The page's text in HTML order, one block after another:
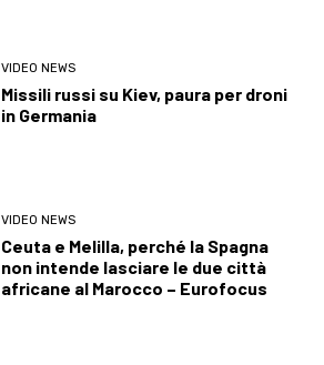
VIDEO NEWS
Missili russi su Kiev, paura per droni
in Germania
VIDEO NEWS
Ceuta e Melilla, perché la Spagna
non intende lasciare le due città
africane al Marocco – Eurofocus